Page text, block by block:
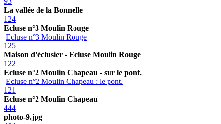
La vallée de la Bonnelle
124
Ecluse n°3 Moulin Rouge
Ecluse n°3 Moulin Rouge
125
Maison d’éclusier - Ecluse Moulin Rouge
122
Ecluse n°2 Moulin Chapeau - sur le pont.
Ecluse n°2 Moulin Chapeau : le pont.
121
Ecluse n°2 Moulin Chapeau
444
photo-9.jpg